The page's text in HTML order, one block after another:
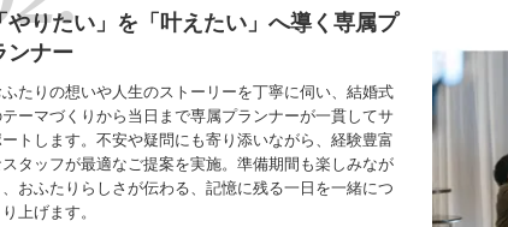
やりたい」を「叶えたい」へ導く専属プ
ンナー
たりの想いや人生のストーリーを丁寧に伺い、結婚式
ーマづくりから当日まで専属プランナーが一貫してサ
トします。不安や疑問にも寄り添いながら、経験豊富
タッフが最適なご提案を実施。準備期間も楽しみなが
おふたりらしさが伝わる、記憶に残る一日を一緒につ
上げます。